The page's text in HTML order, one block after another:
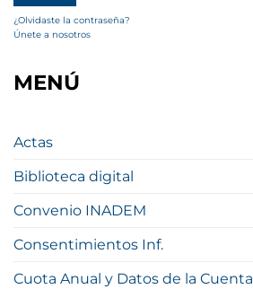
¿Olvidaste la contraseña?
Únete a nosotros
MENÚ
Actas
Biblioteca digital
Convenio INADEM
Consentimientos Inf.
Cuota Anual y Datos de la Cuenta